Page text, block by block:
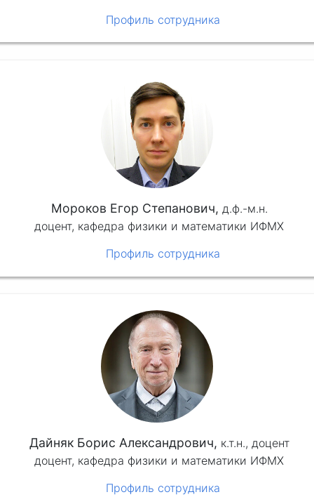
Профиль сотрудника
Мороков Егор Степанович, д.ф.-м.н.
доцент, кафедра физики и математики ИФМХ
Профиль сотрудника
Дайняк Борис Александрович, к.т.н., доцент
доцент, кафедра физики и математики ИФМХ
Профиль сотрудника